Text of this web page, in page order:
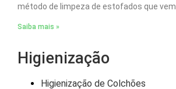
método de limpeza de estofados que vem
Saiba mais »
Higienização
Higienização de Colchões